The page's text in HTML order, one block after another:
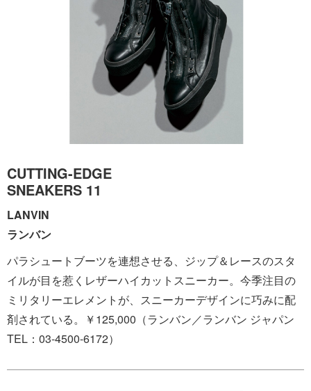
CUTTING-EDGE
SNEAKERS 11
LANVIN
ランバン
パラシュートブーツを連想させる、ジップ＆レースのスタ
イルが目を惹くレザーハイカットスニーカー。今季注目の
ミリタリーエレメントが、スニーカーデザインに巧みに配
剤されている。￥125,000（ランバン／ランバン ジャパン
TEL：03-4500-6172）